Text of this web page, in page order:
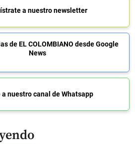
a nuestro newsletter
de EL COLOMBIANO desde Google
News
a nuestro canal de Whatsapp